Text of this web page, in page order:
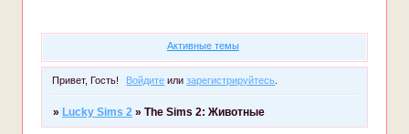
Активные темы
Привет, Гость! Войдите илизарегистрируйтесь.
» Lucky Sims 2 » The Sims 2: Животные